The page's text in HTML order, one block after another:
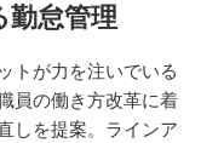
勤怠管理
トが力を注いでいる
員の働き方改革に着
しを提案。ラインア